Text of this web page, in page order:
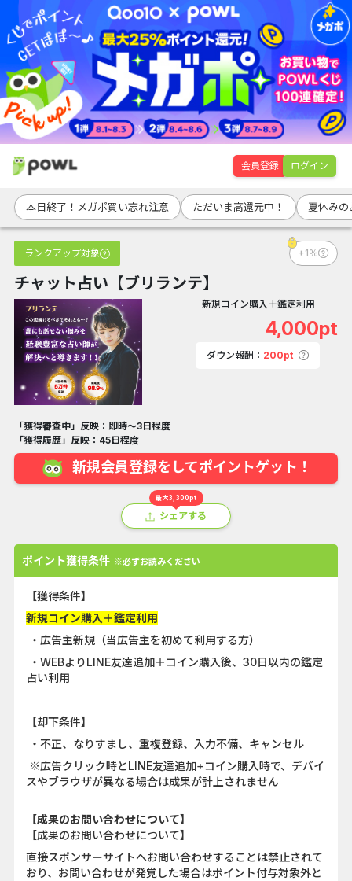
会員登録 ログイン
本日終了！メガポ買い忘れ注意 ただいま高還元中！ 夏休み
ランクアップ対象 +1％
チャット占い【ブリランテ】
新規コイン購入＋鑑定利用
4,000pt
ダウン報酬： 200pt
「獲得審査中」反映：即時～3日程度
「獲得履歴」反映：45日程度
新規会員登録をしてポイントゲット！
最大3,300pt
シェアする
ポイント獲得条件 ※必ずお読みください
【獲得条件】
新規コイン購入＋鑑定利用
・広告主新規（当広告主を初めて利用する方）
・WEBよりLINE友達追加＋コイン購入後、30日以内の鑑定
占い利用
【却下条件】
・不正、なりすまし、重複登録、入力不備、キャンセル
※広告クリック時とLINE友達追加+コイン購入時で、デバイ
スやブラウザが異なる場合は成果が計上されません
【成果のお問い合わせについて】
【成果のお問い合わせについて】
直接スポンサーサイトへお問い合わせすることは禁止されて
おり、お問い合わせが発覚した場合はポイント付与対象外と